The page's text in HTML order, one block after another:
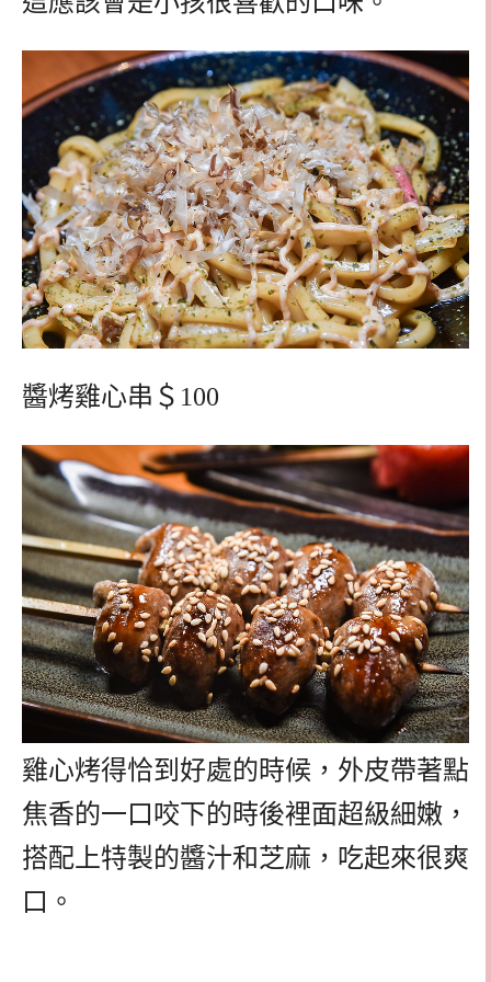
醬烤雞心串＄100
雞心烤得恰到好處的時候，外皮帶著點
焦香的一口咬下的時後裡面超級細嫩，
搭配上特製的醬汁和芝麻，吃起來很爽
口。